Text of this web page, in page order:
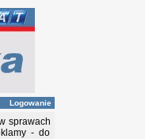
Logowanie
sprawach
- do